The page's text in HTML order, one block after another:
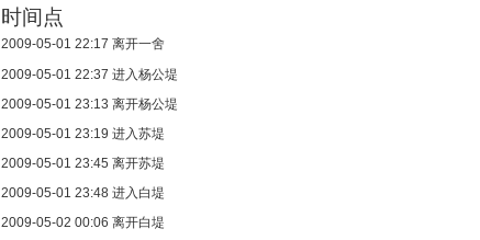
时间点
2009-05-01 22:17 离开一舍
2009-05-01 22:37 进入杨公堤
2009-05-01 23:13 离开杨公堤
2009-05-01 23:19 进入苏堤
2009-05-01 23:45 离开苏堤
2009-05-01 23:48 进入白堤
2009-05-02 00:06 离开白堤